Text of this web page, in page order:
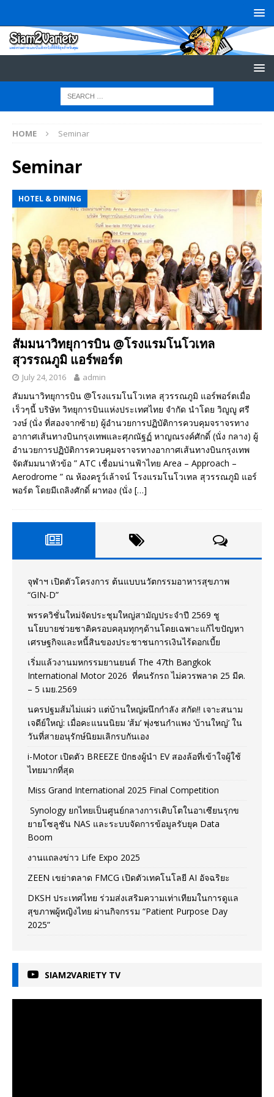
HOME Seminar
Seminar
HOTEL & DINING
สัมมนาวิทยุการบิน @โรงแรมโนโวเทล
สุวรรณภูมิ แอร์พอร์ต
July 24, 2016 admin
สัมมนาวิทยุการบิน @โรงแรมโนโวเทล สุวรรณภูมิ แอร์พอร์ตเมื่อ
เร็วๆนี้ บริษัท วิทยุการบินแห่งประเทศไทย จำกัด นำโดย วิญูญู ศรี
วงษ์ (นั่ง ที่สองจากซ้าย) ผู้อำนวยการปฏิบัติการควบคุมจราจรทาง
อากาศเส้นทางบินกรุงเทพและศุภณัฐฏ์ หาญณรงค์ศักดิ์ (นั่ง กลาง) ผู้
อำนวยการปฏิบัติการควบคุมจราจรทางอากาศเส้นทางบินกรุงเทพ
จัดสัมมนาหัวข้อ ” ATC เชื่อมน่านฟ้าไทย Area – Approach –
Aerodrome ” ณ ห้องครูว์เล้าจน์ โรงแรมโนโวเทล สุวรรณภูมิ แอร์
พอร์ต โดยมีเถลิงศักดิ์ ผาทอง (นั่ง […]
จุฬาฯ เปิดตัวโครงการ ต้นแบบนวัตกรรมอาหารสุขภาพ
“GIN-D”
พรรควิชั่นใหม่จัดประชุมใหญ่สามัญประจำปี 2569 ชู
นโยบายช่วยชาติครอบคลุมทุกๆด้านโดยเฉพาะแก้ไขปัญหา
เศรษฐกิจและหนี้สินของประชาชนการเงินไร้ดอกเบี้ย
เริ่มแล้วงานมหกรรมยานยนต์ The 47th Bangkok
International Motor 2026 ที่คนรักรถ ไม่ควรพลาด 25 มีค.
– 5 เมย.2569
นครปฐมส้มไม่แผ่ว แต่บ้านใหญ่ผนึกกำลัง สกัด!! เจาะสนาม
เจดีย์ใหญ่: เมื่อคะแนนนิยม ‘ส้ม’ พุ่งชนกำแพง ‘บ้านใหญ่’ ใน
วันที่สายอนุรักษ์นิยมเลิกรบกันเอง
i-Motor เปิดตัว BREEZE ปักธงผู้นำ EV สองล้อที่เข้าใจผู้ใช้
ไทยมากที่สุด
Miss Grand International 2025 Final Competition
Synology ยกไทยเป็นศูนย์กลางการเติบโตในอาเซียนรุกข
ยายโซลูชัน NAS และระบบจัดการข้อมูลรับยุค Data
Boom
งานแถลงข่าว Life Expo 2025
ZEEN เขย่าตลาด FMCG เปิดตัวเทคโนโลยี AI อัจฉริยะ
DKSH ประเทศไทย ร่วมส่งเสริมความเท่าเทียมในการดูแล
สุขภาพผู้หญิงไทย ผ่านกิจกรรม “Patient Purpose Day
2025”
SIAM2VARIETY TV